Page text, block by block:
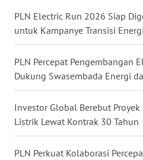
PLN Electric Run 2026 Siap
untuk Kampanye Transisi Energi
PLN Percepat Pengembangan
Dukung Swasembada Energi
Investor Global Berebut Proyek
Listrik Lewat Kontrak 30 Tahun
PLN Perkuat Kolaborasi
BALI
KALBAR
KALTENG
WN
KALTARA